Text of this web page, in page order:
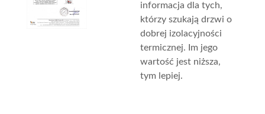
informacja dla tych,
którzy szukają drzwi o
dobrej izolacyjności
termicznej. Im jego
wartość jest niższa,
tym lepiej.